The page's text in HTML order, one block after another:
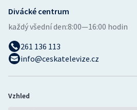
Divácké centrum
každý všední den:8:00—16:00 hodin
261 136 113
info@ceskatelevize.cz
Vzhled